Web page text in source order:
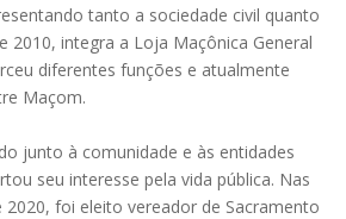
tanto a sociedade civil quanto
2010, integra a Loja Maçônica General
diferentes funções e atualmente
Maçom.
junto à comunidade e às entidades
seu interesse pela vida pública. Nas
2020, foi eleito vereador de Sacramento